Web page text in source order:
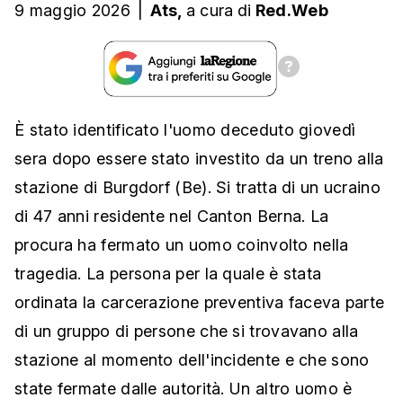
9 maggio 2026 Ats, a cura di Red.Web
È stato identificato l'uomo deceduto giovedì
sera dopo essere stato investito da un treno alla
stazione di Burgdorf (Be). Si tratta di un ucraino
di 47 anni residente nel Canton Berna. La
procura ha fermato un uomo coinvolto nella
tragedia. La persona per la quale è stata
ordinata la carcerazione preventiva faceva parte
di un gruppo di persone che si trovavano alla
stazione al momento dell'incidente e che sono
state fermate dalle autorità. Un altro uomo è